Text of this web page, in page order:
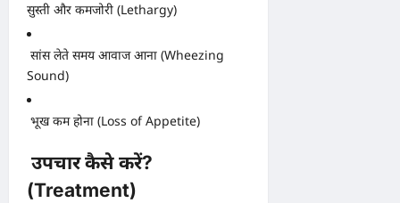
सुस्ती और कमजोरी (Lethargy)
सांस लेते समय आवाज आना (Wheezing
Sound)
भूख कम होना (Loss of Appetite)
उपचार कैसे करें?
(Treatment)